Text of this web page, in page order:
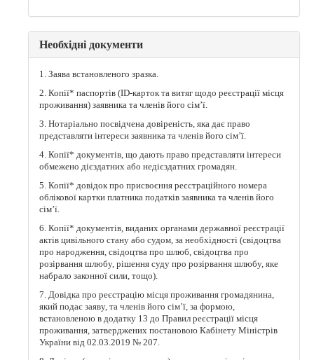
Необхідні документи
1. Заява встановленого зразка.
2. Копії* паспортів (ID-карток та витяг щодо реєстрації місця
проживання) заявника та членів його сім’ї.
3. Нотаріально посвідчена довіреність, яка дає право
представляти інтереси заявника та членів його сім’ї.
4. Копії* документів, що дають право представляти інтереси
обмежено дієздатних або недієздатних громадян.
5. Копії* довідок про присвоєння реєстраційного номера
облікової картки платника податків заявника та членів його
сім’ї.
6. Копії* документів, виданих органами державної реєстрації
актів цивільного стану або судом, за необхідності (свідоцтва
про народження, свідоцтва про шлюб, свідоцтва про
розірвання шлюбу, рішення суду про розірвання шлюбу, яке
набрало законної сили, тощо).
7. Довідка про реєстрацію місця проживання громадянина,
який подає заяву, та членів його сім’ї, за формою,
встановленою в додатку 13 до Правил реєстрації місця
проживання, затверджених постановою Кабінету Міністрів
України від 02.03.2019 № 207.